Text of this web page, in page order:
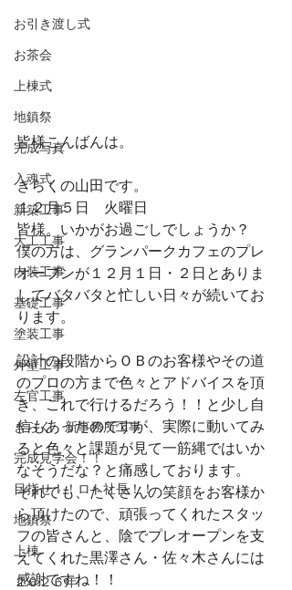
お引き渡し式
お茶会
上棟式
地鎮祭
完成写真
入魂式
新築工事
大工工事
内装工事
基礎工事
塗装工事
外壁工事
左官工事
きらく 新事務所工事
完成見学会！！
目指せ！！ロト社長！！
地鎮祭
上棟
２０２６年
皆様こんばんは。
きらくの山田です。
１２月５日　火曜日
皆様。いかがお過ごしでしょうか？
僕の方は、グランパークカフェのプレ
オープンが１２月１日・２日とありま
してバタバタと忙しい日々が続いてお
ります。
設計の段階からＯＢのお客様やその道
のプロの方まで色々とアドバイスを頂
き、これで行けるだろう！！と少し自
信もあったのですが、実際に動いてみ
ると色々と課題が見て一筋縄ではいか
なそうだな？と痛感しております。
それでも、たくさんの笑顔をお客様か
ら頂けたので、頑張ってくれたスタッ
フの皆さんと、陰でプレオープンを支
えてくれた黒澤さん・佐々木さんには
感謝ですね！！